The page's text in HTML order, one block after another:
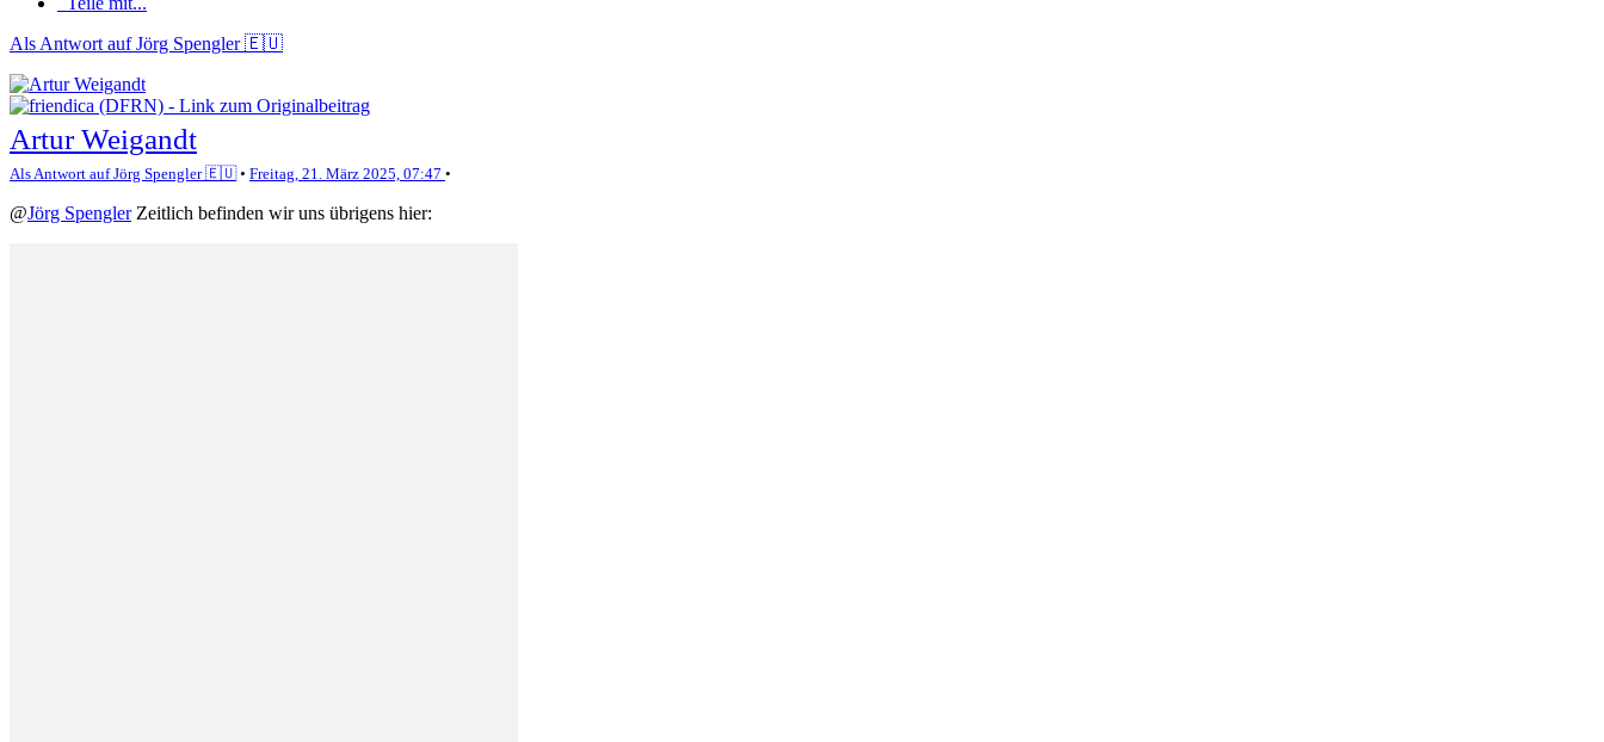
Als Antwort auf Jörg Spengler 🇪🇺
Artur Weigandt
Als Antwort auf Jörg Spengler 🇪🇺 • Freitag, 21. März 2025, 07:47 •
@Jörg SpenglerZeitlich befinden wir uns übrigens hier: